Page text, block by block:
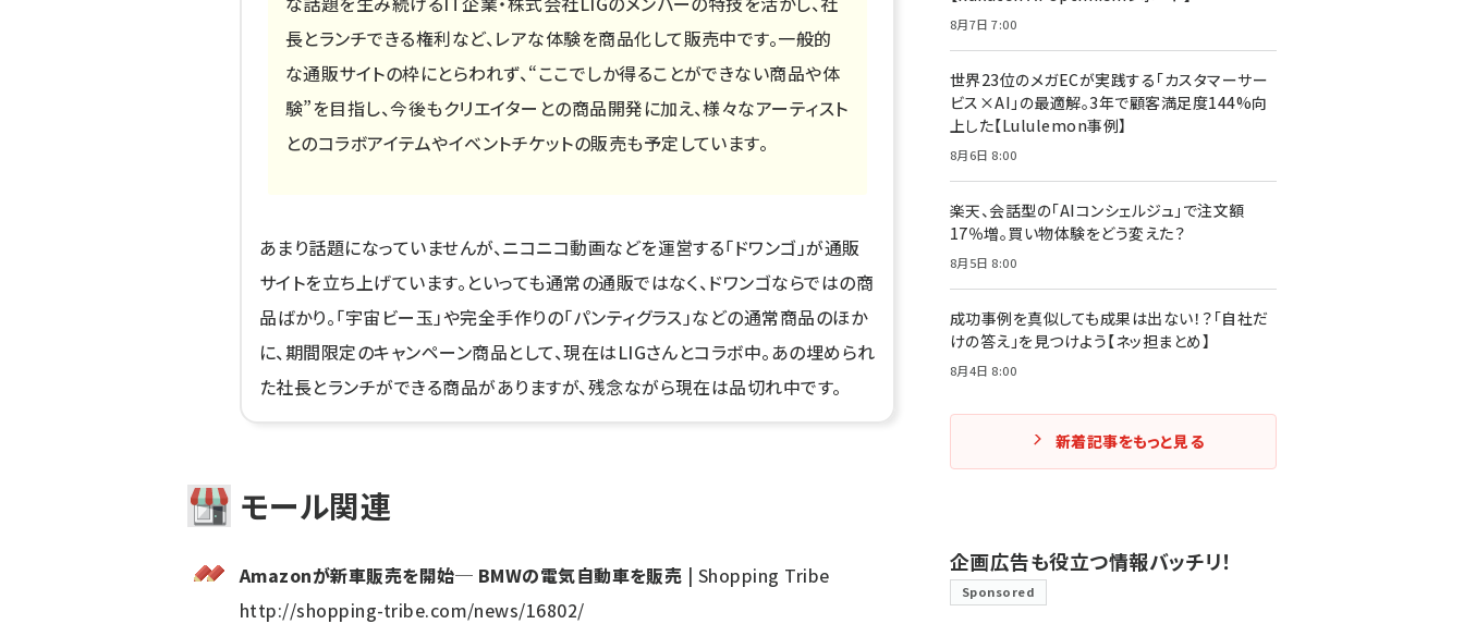
長とランチできる権利など、レアな体験を商品化して販売中です。一般的
な通販サイトの枠にとらわれず、“ここでしか得ることができない商品や体
験”を目指し、今後もクリエイターとの商品開発に加え、様々なアーティスト
とのコラボアイテムやイベントチケットの販売も予定しています。
あまり話題になっていませんが、ニコニコ動画などを運営する「ドワンゴ」が通販
サイトを立ち上げています。といっても通常の通販ではなく、ドワンゴならではの商
品ばかり。「宇宙ビー玉」や完全手作りの「パンティグラス」などの通常商品のほか
に、期間限定のキャンペーン商品として、現在はLIGさんとコラボ中。あの埋められ
た社長とランチができる商品がありますが、残念ながら現在は品切れ中です。
モール関連
Amazonが新車販売を開始─ BMWの電気自動車を販売 | Shopping Tribe
http://shopping-tribe.com/news/16802/
8月7日 7:00
世界23位のメガECが実践する「カスタマーサー
ビス×AI」の最適解。3年で顧客満足度144%向
上した【Lululemon事例】
8月6日 8:00
楽天、会話型の「AIコンシェルジュ」で注文額
17％増。買い物体験をどう変えた？
8月5日 8:00
成功事例を真似しても成果は出ない！？「自社だ
けの答え」を見つけよう【ネッ担まとめ】
8月4日 8:00
新着記事をもっと見る
企画広告も役立つ情報バッチリ！
Sponsored